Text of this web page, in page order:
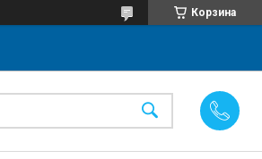
Корзина